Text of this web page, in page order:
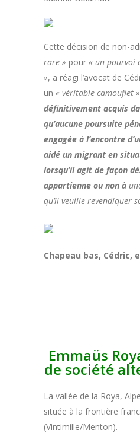
Cette décision de non-
rare » pour « un pourvoi
», a réagi l’avocat de
un « véritable camouflet »
définitivement acquis
qu’aucune poursuite
engagée à l’encontre
aidé un migrant en
lorsqu’il agit de façon
appartienne ou non à
qu’il veuille revendiquer
Chapeau bas, Cédric,
Emmaüs
de société
La vallée de la Roya,
située à la frontière
(Vintimille/Menton).